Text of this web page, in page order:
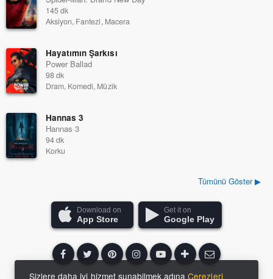
145 dk
Aksiyon, Fantezi, Macera
Hayatımın Şarkısı
Power Ballad
98 dk
Dram, Komedi, Müzik
Hannas 3
Hannas 3
94 dk
Korku
Tümünü Göster ▶
Download on
App Store
Get it on
Google Play
Sizlere daha iyi hizmet sunabilmek adınaÇerezleri